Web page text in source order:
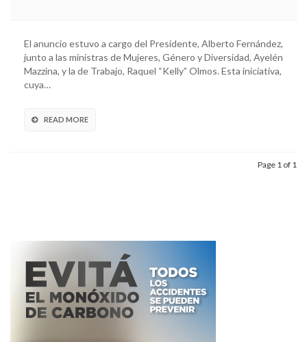
El anuncio estuvo a cargo del Presidente, Alberto Fernández,
junto a las ministras de Mujeres, Género y Diversidad, Ayelén
Mazzina, y la de Trabajo, Raquel “Kelly” Olmos. Esta iniciativa,
cuya…
READ MORE
Page 1 of 1